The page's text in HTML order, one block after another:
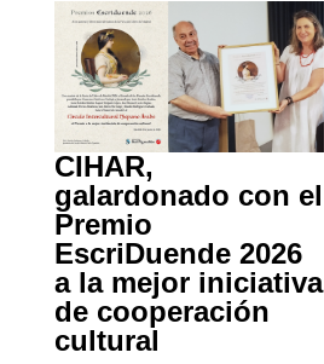
CIHAR,
galardonado con el
Premio
EscriDuende 2026
a la mejor iniciativa
de cooperación
cultural